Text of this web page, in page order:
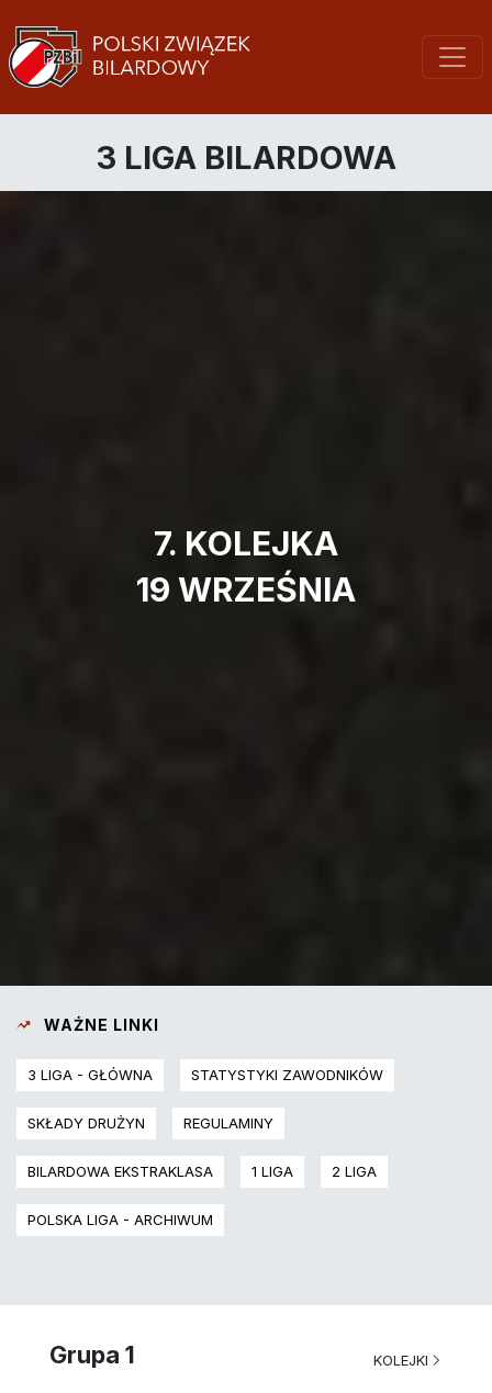
3 LIGA BILARDOWA
7. KOLEJKA
19 WRZEŚNIA
WAŻNE LINKI
3 LIGA - GŁÓWNA STATYSTYKI ZAWODNIKÓW
SKŁADY DRUŻYN REGULAMINY
BILARDOWA EKSTRAKLASA 1 LIGA 2 LIGA
POLSKA LIGA - ARCHIWUM
Grupa 1 KOLEJKI